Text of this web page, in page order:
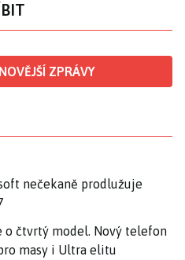
ZPRÁVY
nečekaně prodlužuje
o čtvrtý model. Nový telefon
masy i Ultra elitu